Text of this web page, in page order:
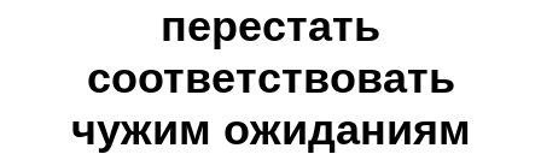
перестать
соответствовать
чужим ожиданиям